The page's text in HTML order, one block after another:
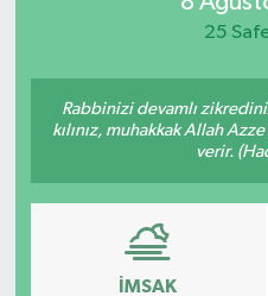
25
Rabbinizi devamlı
kılınız, muhakkak Allah
verir.
İMSAK
Sağlık
Yaşam